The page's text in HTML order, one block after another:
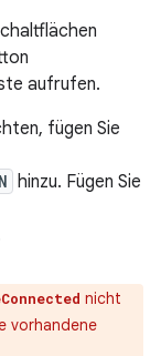
aufrufen.
fügen Sie
hinzu. Fügen Sie
nicht
vorhandene